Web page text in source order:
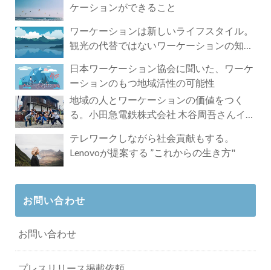
ケーションができること
ワーケーションは新しいライフスタイル。
観光の代替ではないワーケーションの知ら
日本ワーケーション協会に聞いた、ワーケ
ーションのもつ地域活性の可能性
地域の人とワーケーションの価値をつく
る。小田急電鉄株式会社 木谷周吾さんイン
テレワークしながら社会貢献もする。
Lenovoが提案する ”これからの生き方"
お問い合わせ
お問い合わせ
プレスリリース掲載依頼